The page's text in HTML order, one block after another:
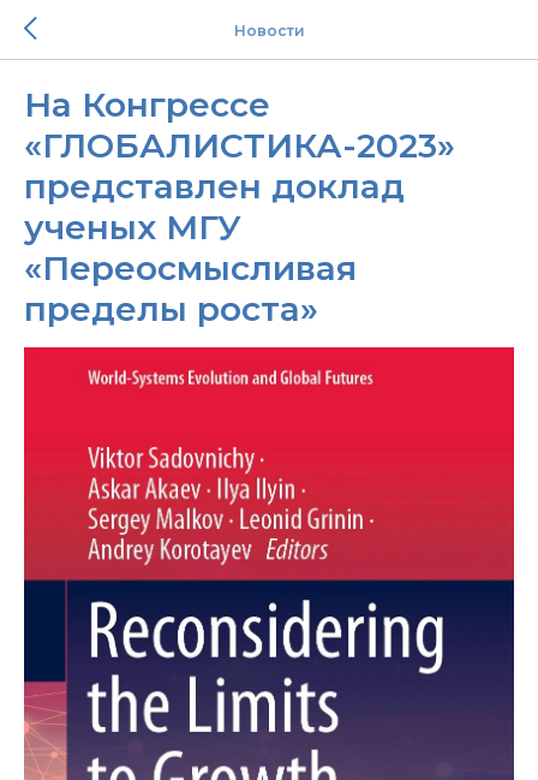
Новости
На Конгрессе
«ГЛОБАЛИСТИКА-2023»
представлен доклад
ученых МГУ
«Переосмысливая
пределы роста»